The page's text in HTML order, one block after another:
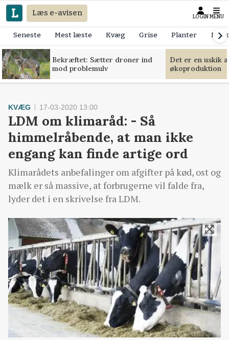
Læs e-avisen LOGIN MENU
Seneste Mest læste Kvæg Grise Planter
Bekræftet: Sætter droner ind
mod problemulv
Det er en uskik
økoproduktion
KVÆG 17-03-2020 13:00
LDM om klimaråd: - Så
himmelråbende, at man ikke
engang kan finde artige ord
Klimarådets anbefalinger om afgifter på kød, ost og
mælk er så massive, at forbrugerne vil falde fra,
lyder det i en skrivelse fra LDM.